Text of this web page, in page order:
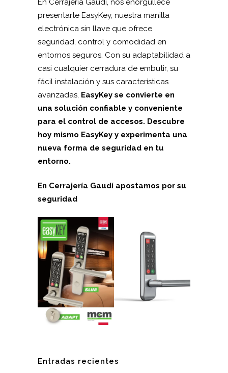
En Cerrajería Gaudí, nos enorgullece
presentarte EasyKey, nuestra manilla
electrónica sin llave que ofrece
seguridad, control y comodidad en
entornos seguros. Con su adaptabilidad a
casi cualquier cerradura de embutir, su
fácil instalación y sus características
avanzadas, EasyKey se convierte en
una solución confiable y conveniente
para el control de accesos. Descubre
hoy mismo EasyKey y experimenta una
nueva forma de seguridad en tu
entorno.
En Cerrajería Gaudí apostamos por su
seguridad
Entradas recientes